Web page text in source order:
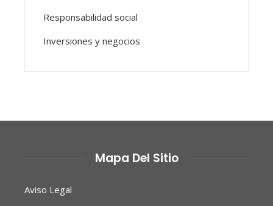
Responsabilidad social
Inversiones y negocios
Mapa Del Sitio
Aviso Legal